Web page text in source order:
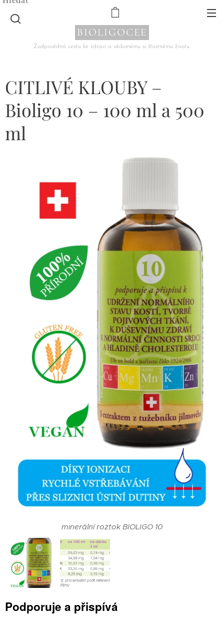
BIOLIGOCEE
Zodpovědná cesta ke zdraví a vědomému a šťastnému životu.
CITLIVÉ KLOUBY –
Bioligo 10 – 100 ml a 500
ml
minerální roztok BIOLIGO 10
Podporuje a přispívá